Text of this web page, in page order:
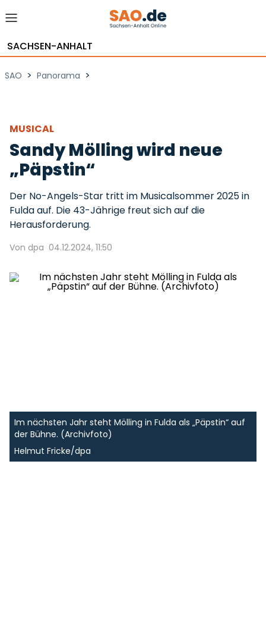
SACHSEN-ANHALT
SAO > Panorama >
MUSICAL
Sandy Mölling wird neue
„Päpstin“
Der No-Angels-Star tritt im Musicalsommer 2025 in
Fulda auf. Die 43-Jährige freut sich auf die
Herausforderung.
Von dpa 04.12.2024, 11:50
Im nächsten Jahr steht Mölling in Fulda als „Päpstin“ auf
der Bühne. (Archivfoto)
Helmut Fricke/dpa